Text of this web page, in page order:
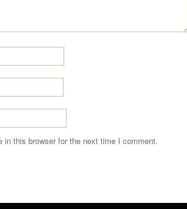
in this browser for the next time I comment.